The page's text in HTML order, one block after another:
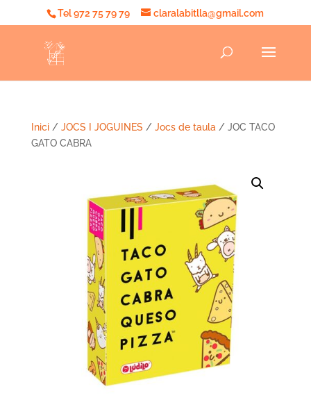
Tel 972 75 79 79 claralabitlla@gmail.com
Inici/ JOCS I JOGUINES / Jocs de taula / JOC TACO
GATO CABRA